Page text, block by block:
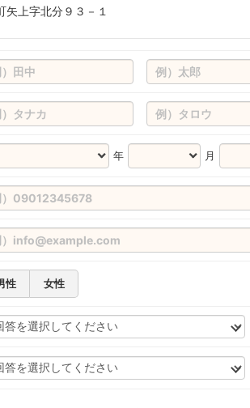
上字北分９３－１
年 月
性 女性